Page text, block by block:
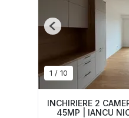
1 / 10
Previous
INCHIRIERE 2
45MP | IANCU